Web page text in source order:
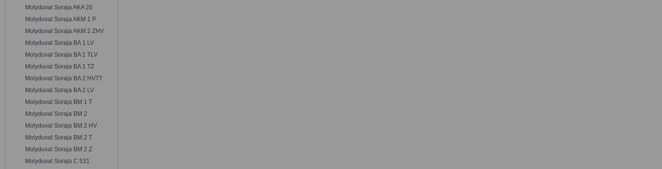
Molyduval Soraja AKA 20
Molyduval Soraja AKM 1 P
Molyduval Soraja AKM 2 ZHV
Molyduval Soraja BA 1 LV
Molyduval Soraja BA 1 TLV
Molyduval Soraja BA 1 TZ
Molyduval Soraja BA 2 HVTT
Molyduval Soraja BA 2 LV
Molyduval Soraja BM 1 T
Molyduval Soraja BM 2
Molyduval Soraja BM 2 HV
Molyduval Soraja BM 2 T
Molyduval Soraja BM 2 Z
Molyduval Soraja C 531